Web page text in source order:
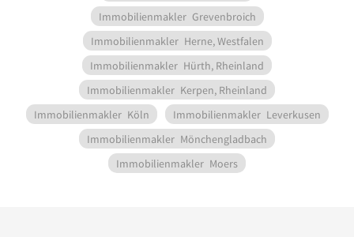
Immobilienmakler Grevenbroich
Immobilienmakler Herne, Westfalen
Immobilienmakler Hürth, Rheinland
Immobilienmakler Kerpen, Rheinland
Immobilienmakler Köln Immobilienmakler Leverkusen
Immobilienmakler Mönchengladbach
Immobilienmakler Moers